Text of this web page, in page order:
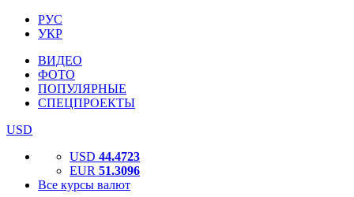
РУС
УКР
ВИДЕО
ФОТО
ПОПУЛЯРНЫЕ
СПЕЦПРОЕКТЫ
USD
USD 44.4723
EUR 51.3096
Все курсы валют